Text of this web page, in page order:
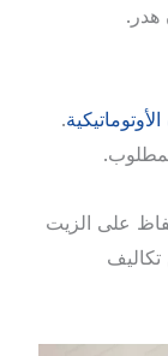
هدر.
الأوتوماتيكية.
على الزيت